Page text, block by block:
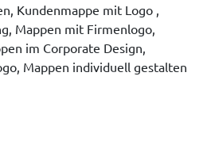
Kundenmappe mit Logo ,
Mappen mit Firmenlogo,
im Corporate Design,
Mappen individuell gestalten